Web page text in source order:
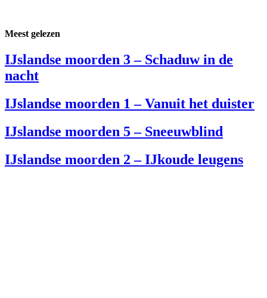
Meest gelezen
IJslandse moorden 3 – Schaduw in de
nacht
IJslandse moorden 1 – Vanuit het duister
IJslandse moorden 5 – Sneeuwblind
IJslandse moorden 2 – IJkoude leugens